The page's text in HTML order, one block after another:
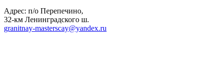
Адрес: п/о Перепечино,
32-км Ленинградского ш.
granitnay-masterscay@yandex.ru